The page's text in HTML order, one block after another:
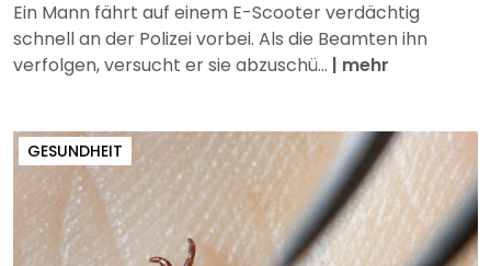
Ein Mann fährt auf einem E-Scooter verdächtig
schnell an der Polizei vorbei. Als die Beamten ihn
verfolgen, versucht er sie abzuschü... | mehr
GESUNDHEIT